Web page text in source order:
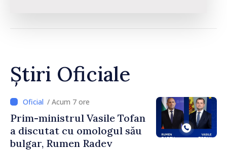
Știri Oficiale
/ Acum 7 ore
Prim-ministrul Vasile Tofan
a discutat cu omologul său
bulgar, Rumen Radev